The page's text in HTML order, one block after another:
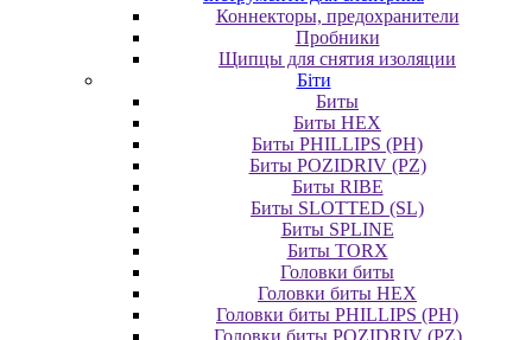
Коннекторы, предохранители
Пробники
Щипцы для снятия изоляции
Біти
Биты
Биты HEX
Биты PHILLIPS (PH)
Биты POZIDRIV (PZ)
Биты RIBE
Биты SLOTTED (SL)
Биты SPLINE
Биты TORX
Головки биты
Головки биты HEX
Головки биты PHILLIPS (PH)
Головки биты POZIDRIV (PZ)